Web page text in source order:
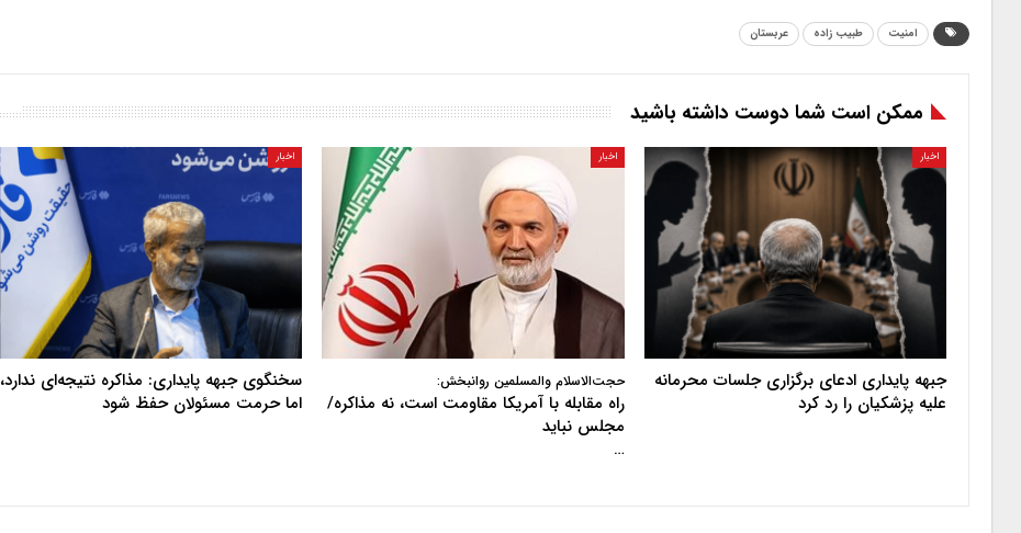
امنیت طبیب زاده عربستان
ممکن است شما دوست داشته باشید
اخبار
جبهه پایداری ادعای برگزاری جلسات محرمانه
علیه پزشکیان را رد کرد
اخبار
حجت‌الاسلام والمسلمین روانبخش:
راه مقابله با آمریکا مقاومت است، نه مذاکره/
مجلس نباید
…
اخبار
سخنگوی جبهه پایداری: مذاکره نتیجه‌ای ندارد،
اما حرمت مسئولان حفظ شود